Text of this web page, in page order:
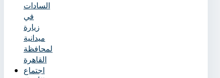
السادات
في
زيارة
ميدانية
لمحافظة
القاهرة
اجتماع